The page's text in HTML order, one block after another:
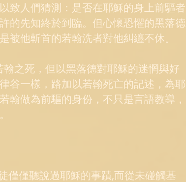
致人們猜測：是否在耶穌的身上前驅者
的先知終於到臨。但心懷恐懼的黑落德
被他斬首的若翰洗者對他糾纏不休。
谷一樣，路加以若翰死亡的記述，為耶
翰做為前驅的身份，不只是言語教導，